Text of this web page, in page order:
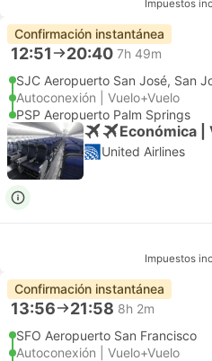
Impuestos
Confirmación instantánea
12:51 20:40 7h 49m
SJC Aeropuerto San José, San
Autoconexión | Vuelo+Vuelo
PSP Aeropuerto Palm Springs
Económica |
United Airlines
Impuestos
Confirmación instantánea
13:56 21:58 8h 2m
SFO Aeropuerto San Francisco
Autoconexión | Vuelo+Vuelo